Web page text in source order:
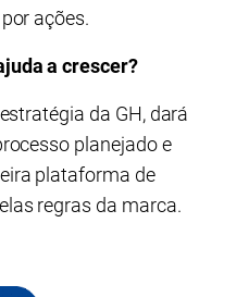
ações.
a crescer?
da GH, dará
planejado e
plataforma de
regras da marca.